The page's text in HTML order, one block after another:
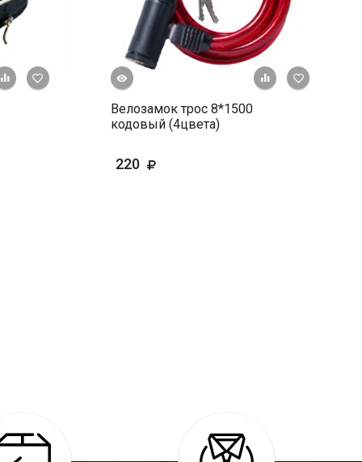
+ К сравнению
В избранное + К
просмотр
Велозамок трос 8*1500
кодовый (4цвета)
220